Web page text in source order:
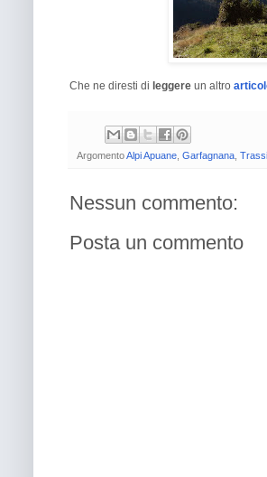
Che ne diresti di leggere un altro
ArgomentoAlpi Apuane Garfagnana
Nessun commento:
Posta un commento